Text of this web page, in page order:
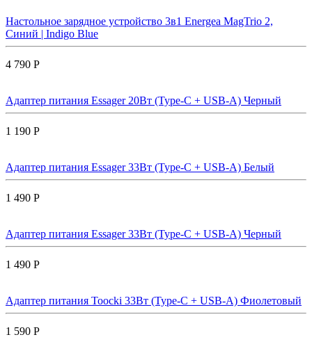
Настольное зарядное устройство 3в1 Energea MagTrio 2,
Синий | Indigo Blue
4 790 Р
Адаптер питания Essager 20Вт (Type-C + USB-A) Черный
1 190 Р
Адаптер питания Essager 33Вт (Type-C + USB-A) Белый
1 490 Р
Адаптер питания Essager 33Вт (Type-C + USB-A) Черный
1 490 Р
Адаптер питания Toocki 33Вт (Type-C + USB-A) Фиолетовый
1 590 Р